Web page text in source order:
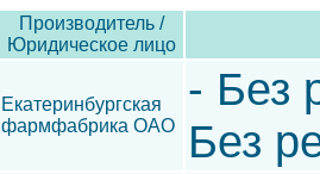
Производитель /
Юридическое лицо
Екатеринбургская
фармфабрика ОАО
- Без
Без